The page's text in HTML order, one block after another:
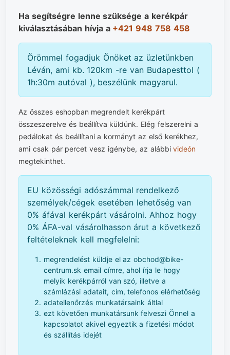
Ha segítségre lenne szüksége a kerékpár
kiválasztásában hívja a +421 948 758 458
Örömmel fogadjuk Önöket az üzletünkben
Léván, ami kb. 120km -re van Budapesttol (
1h:30m autóval ), beszélünk magyarul.
Az összes eshopban megrendelt kerékpárt
összeszerelve és beállítva küldünk. Elég felszerelni a
pedálokat és beállítani a kormányt az első kerékhez,
ami csak pár percet vesz igénybe, az alábbivideón
megtekinthet.
EU közösségi adószámmal rendelkező
személyek/cégek esetében lehetőség van
0% áfával kerékpárt vásárolni. Ahhoz hogy
0% ÁFA-val vásárolhasson árut a következő
feltételeknek kell megfelelni:
megrendelést küldje el az obchod@bike-
centrum.sk email címre, ahol írja le hogy
melyik kerékpárról van szó, illetve a
számlázási adatait, cím, telefonos elérhetőség
adatellenőrzés munkatársaink áltlal
ezt követően munkatársunk felveszi Önnel a
kapcsolatot akivel egyeztik a fizetési módot
és szállítás idejét